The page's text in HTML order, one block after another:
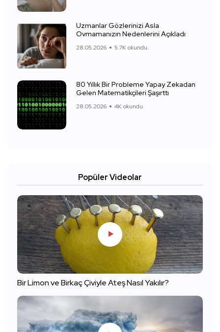
Uzmanlar Gözlerinizi Asla
Ovmamanızın Nedenlerini Açıkladı
28.05.2026 5.7K okundu.
80 Yıllık Bir Probleme Yapay Zekadan
Gelen Matematikçileri Şaşırttı
28.05.2026 4K okundu.
Popüler Videolar
Bir Limon ve Birkaç Çiviyle Ateş Nasıl Yakılır?